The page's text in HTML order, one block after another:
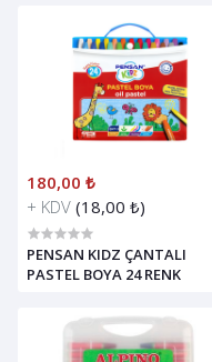
180,00 ₺
+ KDV (18,00 ₺)
PENSAN KIDZ ÇANTALI
PASTEL BOYA 24 RENK